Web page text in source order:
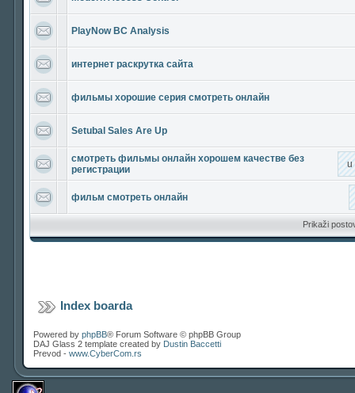
PlayNow BC Analysis
интернет раскрутка сайта
фильмы хорошие серия смотреть онлайн
Setubal Sales Are Up
смотреть фильмы онлайн хорошем качестве без
регистрации
u
фильм смотреть онлайн
Prikaži
Index boarda
Powered by phpBB® Forum Software © phpBB Group
DAJ Glass 2 template created by Dustin Baccetti
Prevod - www.CyberCom.rs